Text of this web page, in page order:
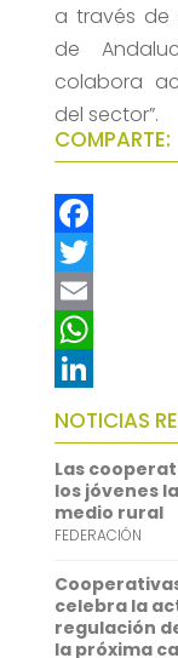
a través de
de
colabora
del sector”.
COMPARTE:
F
a
c
e
b
o
o
k
T
w
t
t
e
r
E
m
a
i
l
W
h
a
t
s
A
p
p
L
i
n
k
e
d
I
NOTICIAS
Las
los jóvenes
medio rural
FEDERACIÓN
celebra la
regulación
la próxima